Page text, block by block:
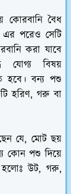
কোরবানি বৈধ
এর পরেও সেটি
করা যাবে
যোগ্য বিষয়
হবে। বন্য পশু
হরিণ, গরু বা
যে, মোট ছয়
কোন পশু দিয়ে
হলোঃ উট, গরু,